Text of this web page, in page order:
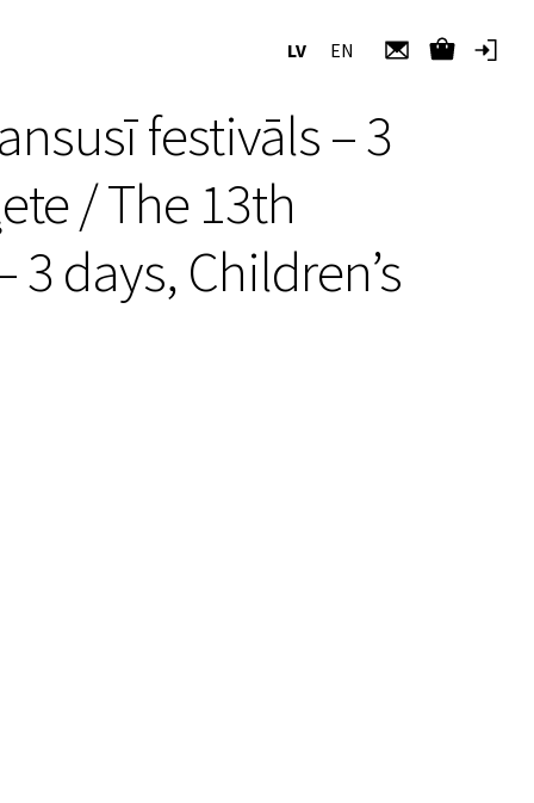
LV EN
festivāls – 3
/ The 13th
3 days, Children’s